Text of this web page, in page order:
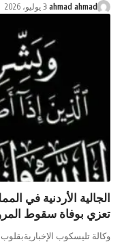
ahmad ahmad 3 يوليو، 2026
الجالية الأردنية في
تعزي بوفاة سقوط
وكالة تليسكوب الإخباريةبقلوب